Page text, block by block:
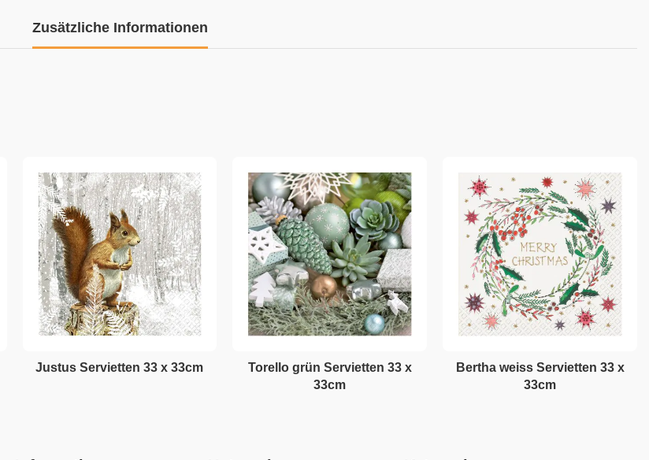
Zusätzliche Informationen
Justus Servietten 33 x 33cm
Torello grün Servietten 33 x
33cm
Bertha weiss Servietten 33 x
33cm